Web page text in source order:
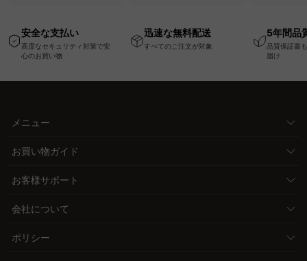
ー機能搭載ワークデス
ク
ァ
安全な支払い
高度なセキュリティ対策で安
心のお買い物
迅速な無料配送
すべてのご注文が対象
5年間品
品質保証書
届け
メニュー
お買い物ガイド
お客様サポート
会社について
ポリシー